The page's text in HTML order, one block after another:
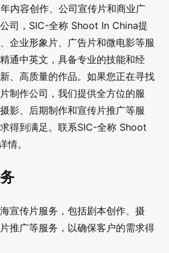
内容创作、公司宣传片和商业广
司，SIC-全称 Shoot In China提
企业形象片、广告片和微电影等服
通中英文，具备专业的技能和经
、高质量的作品。如果您正在寻找
制作公司，我们提供全方位的服
影、后期制作和宣传片推广等服
得到满足。联系SIC-全称 Shoot
情。
宣传片服务，包括剧本创作、摄
推广等服务，以确保客户的需求得